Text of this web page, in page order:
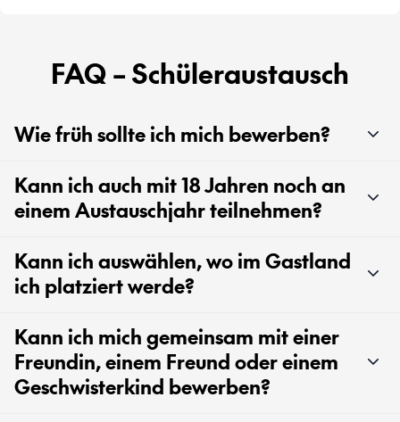
FAQ – Schüleraustausch
Wie früh sollte ich mich bewerben?
Kann ich auch mit 18 Jahren noch an
einem Austauschjahr teilnehmen?
Kann ich auswählen, wo im Gastland
ich platziert werde?
Kann ich mich gemeinsam mit einer
Freundin, einem Freund oder einem
Geschwisterkind bewerben?